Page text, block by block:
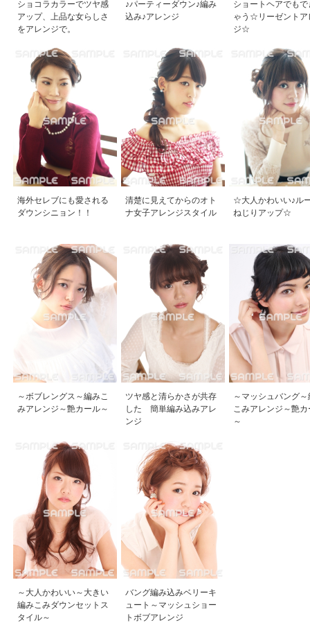
ショコラカラーでツヤ感
アップ、上品な女らしさ
をアレンジで。
♪パーティーダウン♪編み
込み♪アレンジ
ショートヘアでもで
ゃう☆リーゼントア
ジ☆
海外セレブにも愛される
ダウンシニョン！！
清楚に見えてからのオト
ナ女子アレンジスタイル
☆大人かわいい♪ル
ねじりアップ☆
～ボブレングス～編みこ
みアレンジ～艶カール～
ツヤ感と清らかさが共存
した 簡単編み込みアレ
ンジ
～マッシュバング～
こみアレンジ～艶カ
～
～大人かわいい～大きい
編みこみダウンセットス
タイル～
バング編み込みベリーキ
ュート～マッシュショー
トボブアレンジ